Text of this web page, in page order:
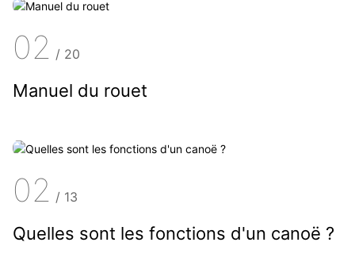
02 / 20
Manuel du rouet
02 / 13
Quelles sont les fonctions d'un canoë ?